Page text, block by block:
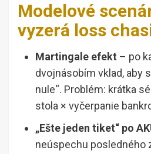
Modelové
vyzerá loss
Martingale efekt – po
dvojnásobím vklad, aby
nule“. Problém: krátka
stola × vyčerpanie
„Ešte jeden tiket“ po
neúspechu posledného